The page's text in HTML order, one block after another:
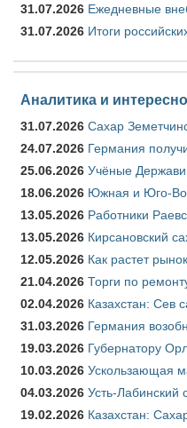
31.07.2026 Ежедневные
31.07.2026 Итоги
Аналитика и
31.07.2026 Сахар
24.07.2026 Германия
25.06.2026 Учёные
18.06.2026 Южная и Юго-
13.05.2026 Работники
13.05.2026 Кирсановский
12.05.2026 Как растет
21.04.2026 Торги по
02.04.2026 Казахстан: Сев
31.03.2026 Германия
19.03.2026 Губернатору
10.03.2026 Ускользающая
04.03.2026 Усть-Лабинский
19.02.2026 Казахстан: